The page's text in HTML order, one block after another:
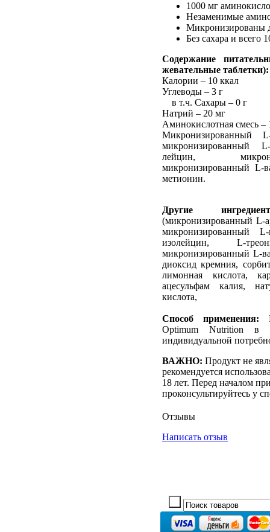
1000 мг
Незаменимые
Микронизированы
Без сахара и всего
Содержание
жевательные таблетки):
Калории – 10 ккал
Углеводы – 3 г
в т.ч. Сахары – 0 г
Натрий – 20 мг
Аминокислотная смесь –
Микронизированный
микронизированный
лейцин,
микронизированный L-
метионин.
Другие
(микронизированный L-
микронизированный
изолейцин, L-
микронизированный L-
диоксид кремния,
лимонная кислота,
ацесульфам калия,
кислота,
Способ применения:
Optimum Nutrition в
индивидуальной
ВАЖНО: Продукт не
рекомендуется
18 лет. Перед началом
проконсультируйтесь у
Отзывы
Написать отзыв